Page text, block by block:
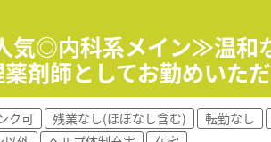
気◎内科系メイン≫温
剤師としてお勤めいただ
ク可 残業なし(ほぼなし含む) 転勤なし